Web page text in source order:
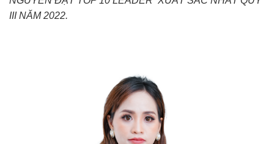
III NĂM 2022.